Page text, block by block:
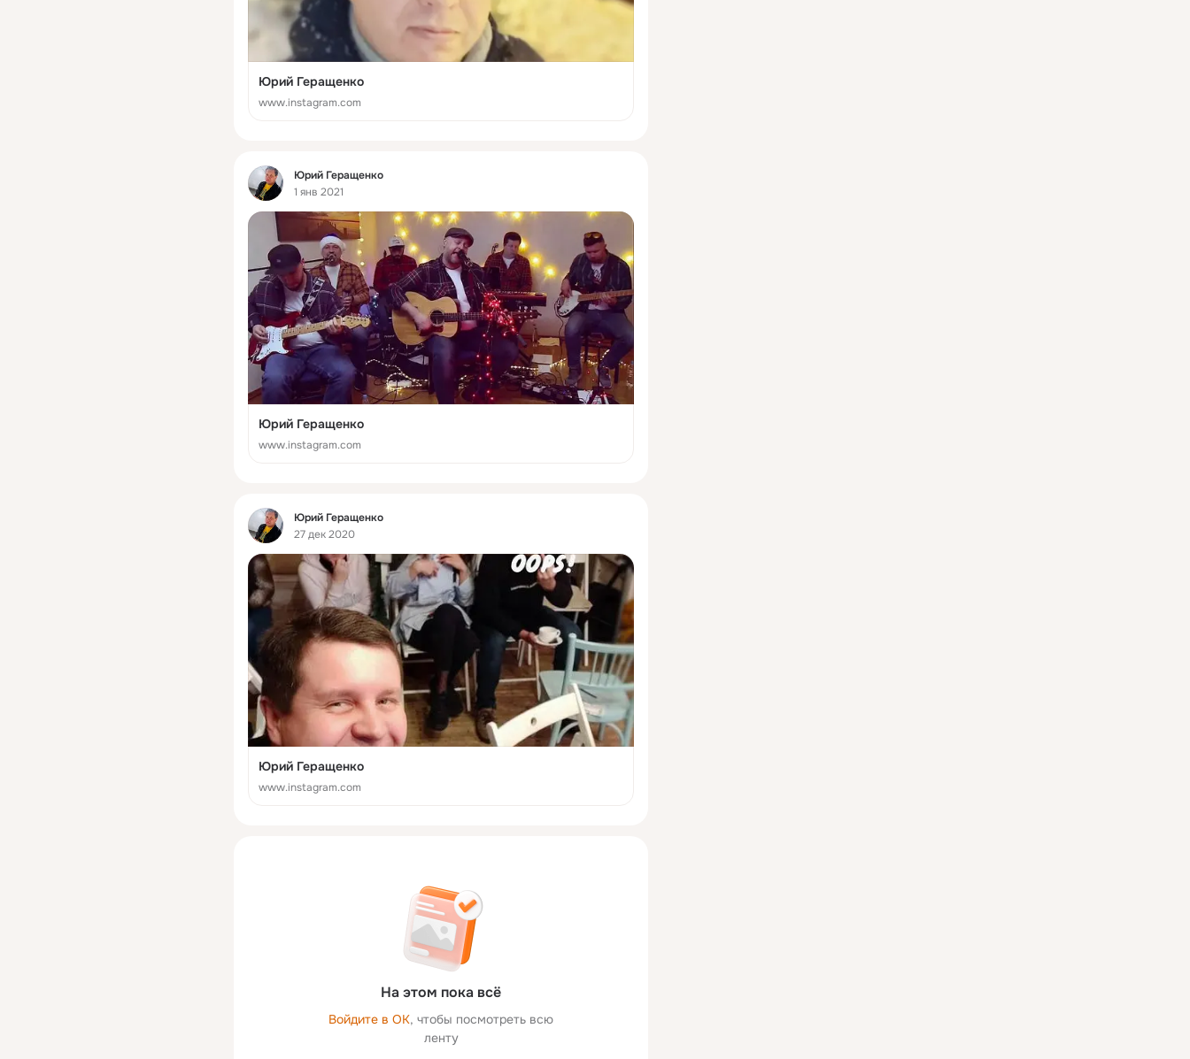
Юрий Геращенко
www.instagram.com
Фид
Юрий Геращенко
1 янв 2021
Юрий Геращенко
www.instagram.com
Фид
Юрий Геращенко
27 дек 2020
Юрий Геращенко
www.instagram.com
На этом пока всё
Войдите в ОК, чтобы посмотреть всю
ленту